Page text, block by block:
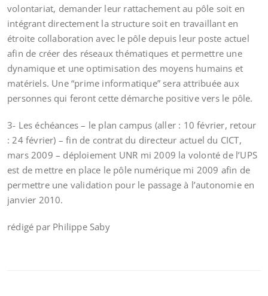
volontariat, demander leur rattachement au pôle soit en
intégrant directement la structure soit en travaillant en
étroite collaboration avec le pôle depuis leur poste actuel
afin de créer des réseaux thématiques et permettre une
dynamique et une optimisation des moyens humains et
matériels. Une “prime informatique” sera attribuée aux
personnes qui feront cette démarche positive vers le pôle.
3- Les échéances – le plan campus (aller : 10 février, retour
: 24 février) – fin de contrat du directeur actuel du CICT,
mars 2009 – déploiement UNR mi 2009 la volonté de l’UPS
est de mettre en place le pôle numérique mi 2009 afin de
permettre une validation pour le passage à l’autonomie en
janvier 2010.
rédigé par Philippe Saby